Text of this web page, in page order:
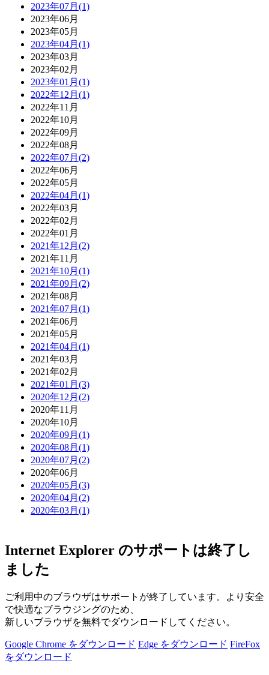
2023年07月(1)
2023年06月
2023年05月
2023年04月(1)
2023年03月
2023年02月
2023年01月(1)
2022年12月(1)
2022年11月
2022年10月
2022年09月
2022年08月
2022年07月(2)
2022年06月
2022年05月
2022年04月(1)
2022年03月
2022年02月
2022年01月
2021年12月(2)
2021年11月
2021年10月(1)
2021年09月(2)
2021年08月
2021年07月(1)
2021年06月
2021年05月
2021年04月(1)
2021年03月
2021年02月
2021年01月(3)
2020年12月(2)
2020年11月
2020年10月
2020年09月(1)
2020年08月(1)
2020年07月(2)
2020年06月
2020年05月(3)
2020年04月(2)
2020年03月(1)
Internet Explorer のサポートは終了し
ました
ご利用中のブラウザはサポートが終了しています。より安全
で快適なブラウジングのため、
新しいブラウザを無料でダウンロードしてください。
Google Chrome をダウンロード Edge をダウンロード FireFox
をダウンロード